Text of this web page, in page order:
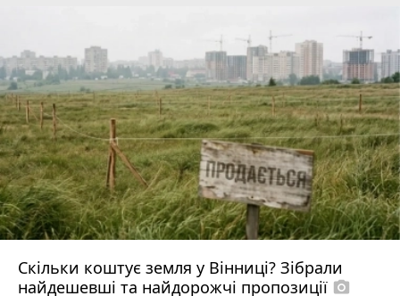
Скільки коштує земля у Вінниці? Зібрали
найдешевші та найдорожчі пропозиції photo_camera